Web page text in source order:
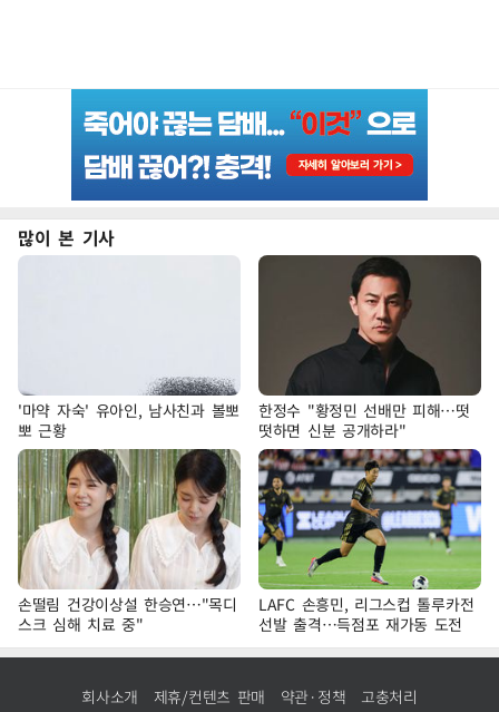
많이 본 기사
'마약 자숙' 유아인, 남사친과 볼뽀
뽀 근황
한정수 "황정민 선배만 피해…떳
떳하면 신분 공개하라"
손떨림 건강이상설 한승연…"목디
스크 심해 치료 중"
LAFC 손흥민, 리그스컵 톨루카전
선발 출격…득점포 재가동 도전
회사소개 제휴/컨텐츠 판매 약관·정책 고충처리